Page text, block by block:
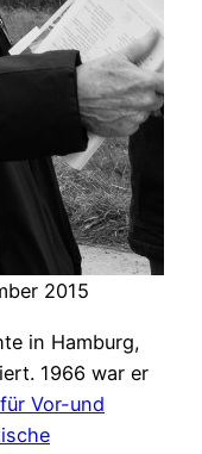
2015
in Hamburg,
1966 war er
Vor-und